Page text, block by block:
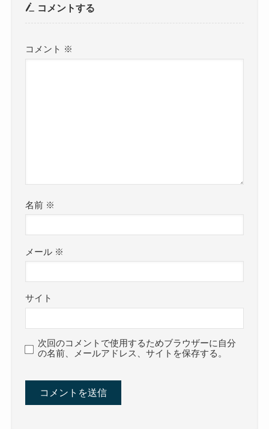
コメントする
コメント ※
名前 ※
メール ※
サイト
次回のコメントで使用するためブラウザーに自分
の名前、メールアドレス、サイトを保存する。